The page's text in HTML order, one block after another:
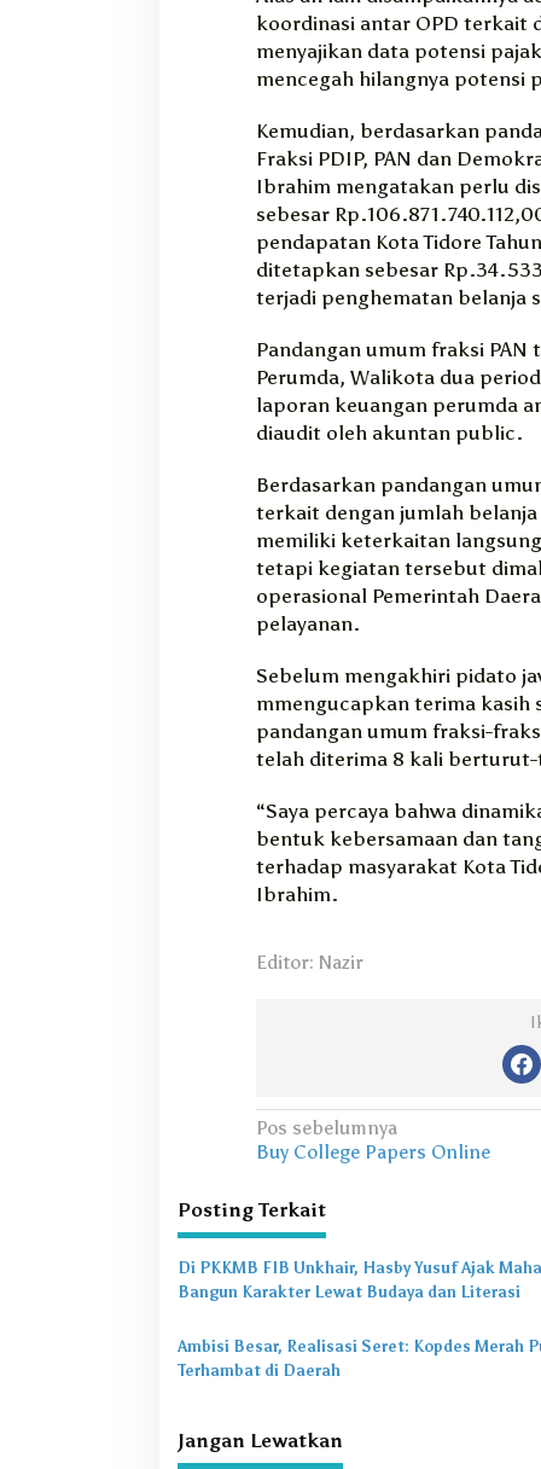
koordinasi antar OPD terkait
menyajikan data potensi
mencegah hilangnya potensi
Kemudian, berdasarkan
Fraksi PDIP, PAN dan
Ibrahim mengatakan perlu
sebesar
pendapatan Kota Tidore
ditetapkan sebesar
terjadi penghematan belanja
Pandangan umum fraksi
Perumda, Walikota dua
laporan keuangan perumda
diaudit oleh akuntan public.
Berdasarkan pandangan
terkait dengan jumlah
memiliki keterkaitan
tetapi kegiatan tersebut
operasional Pemerintah
pelayanan.
Sebelum mengakhiri pidato
mmengucapkan terima kasih
pandangan umum fraksi-
telah diterima 8 kali
“Saya percaya bahwa
bentuk kebersamaan dan
terhadap masyarakat Kota
Ibrahim.
Editor: Nazir
N
a
v
i
g
a
s
i
o
Pos sebelumnya
Buy College Papers Online
Posting Terkait
Di PKKMB FIB Unkhair, Hasby Yusuf Ajak
Bangun Karakter Lewat Budaya dan Literasi
Ambisi Besar, Realisasi Seret: Kopdes Merah
Terhambat di Daerah
Jangan Lewatkan